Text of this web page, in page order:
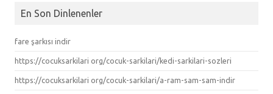
En Son Dinlenenler
fare şarkısı indir
https://cocuksarkilari org/cocuk-sarkilari/kedi-sarkilari-sozleri
https://cocuksarkilari org/cocuk-sarkilari/a-ram-sam-sam-indir